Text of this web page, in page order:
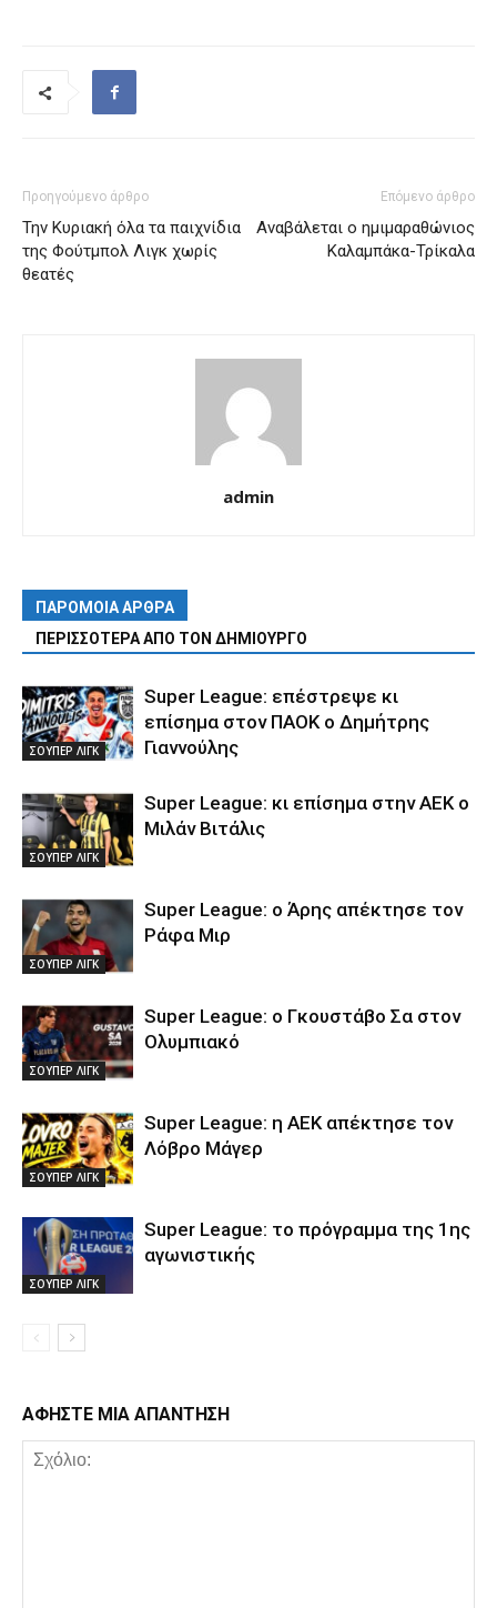
Προηγούμενο άρθρο
Την Κυριακή όλα τα παιχνίδια
της Φούτμπολ Λιγκ χωρίς
θεατές
Επόμενο άρθρο
Αναβάλεται ο ημιμαραθώνιος
Καλαμπάκα-Τρίκαλα
admin
ΠΑΡΟΜΟΙΑ ΑΡΘΡΑ
ΠΕΡΙΣΣΟΤΕΡΑ ΑΠΟ ΤΟΝ ΔΗΜΙΟΥΡΓΟ
ΣΟΥΠΕΡ ΛΙΓΚ
Super League: επέστρεψε κι
επίσημα στον ΠΑΟΚ ο Δημήτρης
Γιαννούλης
ΣΟΥΠΕΡ ΛΙΓΚ
Super League: κι επίσημα στην ΑΕΚ ο
Μιλάν Βιτάλις
ΣΟΥΠΕΡ ΛΙΓΚ
Super League: ο Άρης απέκτησε τον
Ράφα Μιρ
ΣΟΥΠΕΡ ΛΙΓΚ
Super League: ο Γκουστάβο Σα στον
Ολυμπιακό
ΣΟΥΠΕΡ ΛΙΓΚ
Super League: η ΑΕΚ απέκτησε τον
Λόβρο Μάγερ
ΣΟΥΠΕΡ ΛΙΓΚ
Super League: το πρόγραμμα της 1ης
αγωνιστικής
ΑΦΗΣΤΕ ΜΙΑ ΑΠΑΝΤΗΣΗ